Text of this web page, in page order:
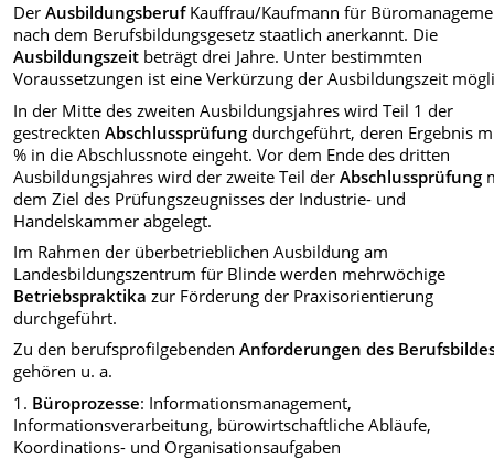
DerAusbildungsberufKauffrau/Kaufmann für
nach dem Berufsbildungsgesetzstaatlichanerkannt. Die
Ausbildungszeit beträgt drei Jahre. Unter bestimmten
Voraussetzungen ist eine Verkürzung der Ausbildungszeit
In der Mitte des zweiten Ausbildungsjahres wird Teil 1 der
gestrecktenAbschlussprüfung durchgeführt, deren Ergebnis
% in die Abschlussnote eingeht. Vor dem Ende des dritten
Ausbildungsjahres wird der zweite Teil derAbschlussprüfung
dem Ziel des Prüfungszeugnisses der Industrie- und
Handelskammer abgelegt.
Im Rahmen der überbetrieblichen Ausbildung am
Landesbildungszentrum für Blinde werden mehrwöchige
Betriebspraktika zur Förderung der Praxisorientierung
durchgeführt.
Zu den berufsprofilgebendenAnforderungen des
gehören u. a.
1. Büroprozesse: Informationsmanagement,
Informationsverarbeitung, bürowirtschaftliche Abläufe,
Koordinations- und Organisationsaufgaben